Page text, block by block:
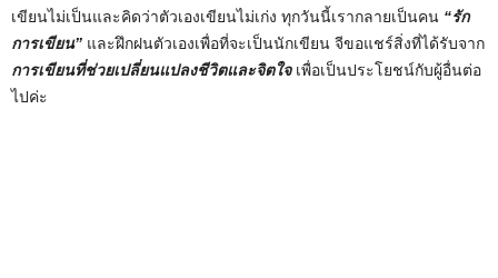
เขียนไม่เป็นและคิดว่าตัวเองเขียนไม่เก่ง ทุกวันนี้เรากลายเป็นคน “รัก
การเขียน” และฝึกฝนตัวเองเพื่อที่จะเป็นนักเขียน จีขอแชร์สิ่งที่ได้รับจาก
การเขียนที่ช่วยเปลี่ยนแปลงชีวิตและจิตใจเพื่อเป็นประโยชน์กับผู้อื่นต่อ
ไปค่ะ